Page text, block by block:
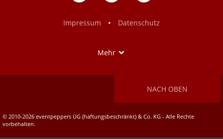
Impressum
• Datenschutz
Mehr
NACH OBEN
© 2010-2026 eventpeppers UG (haftungsbeschränkt) & Co. KG - Alle Rechte
vorbehalten.